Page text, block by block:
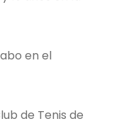
en el
de Tenis de